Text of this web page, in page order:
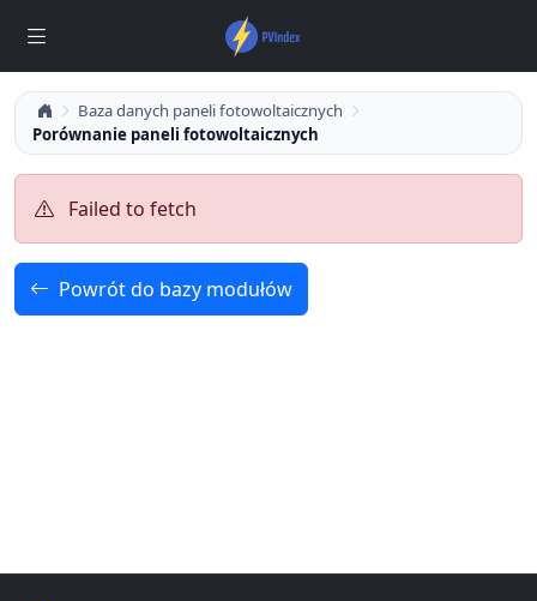
Baza danych paneli fotowoltaicznych
Porównanie paneli fotowoltaicznych
Failed to fetch
Powrót do bazy modułów